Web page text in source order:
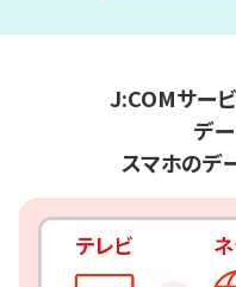
J:COMサー
デ
スマホのデ